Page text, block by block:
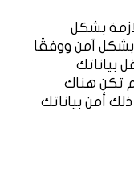
بشكل
بشكل آمن ووفقًا
بياناتك
تكن هناك
أمن بياناتك